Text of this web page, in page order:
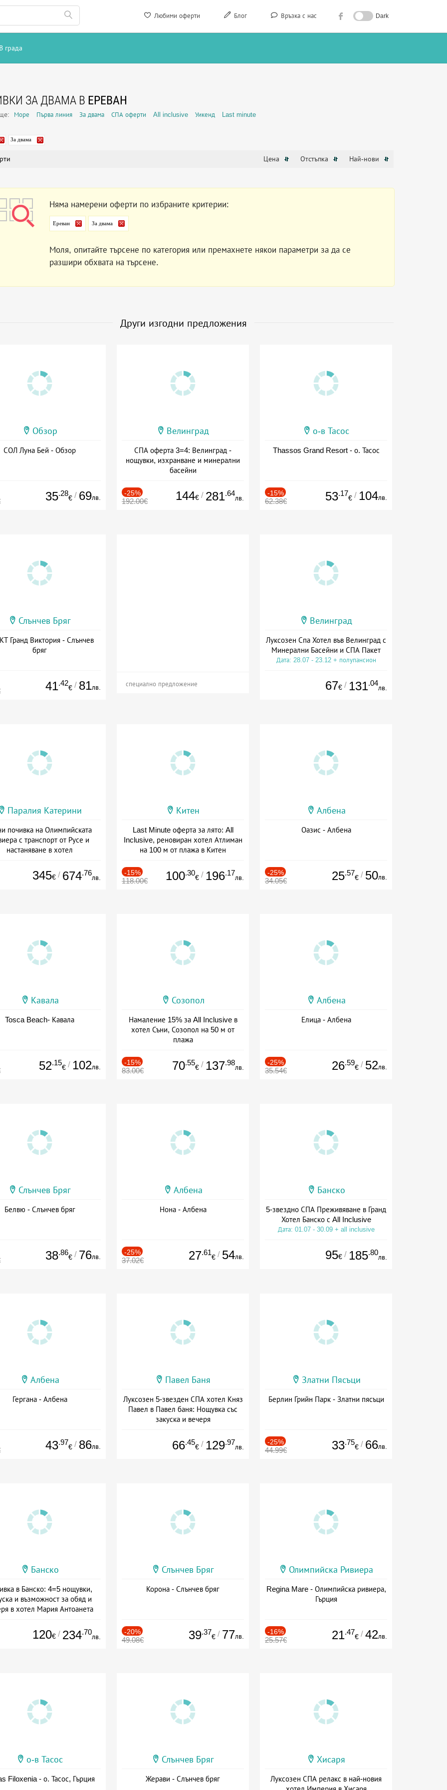
Любими оферти Блог Връзка с нас Dark
В града
ЗА ДВАМА В ЕРЕВАН
Море Първа линия За двама СПА оферти All inclusive Уикенд Last minute
За двама
Цена Отстъпка Най-нови
Няма намерени оферти по избраните критерии:
Ереван За двама
Моля, опитайте търсене по категория или премахнете някои параметри за да се
разшири обхвата на търсене.
Други изгодни предложения
Обзор
СОЛ Луна Бей - Обзор
35.28
€ / 69лв.
Велинград
СПА оферта 3=4: Велинград -
нощувки, изхранване и минерални
басейни
-25%
192.00€ 144€ / 281.64
лв.
о-в Тасос
Thassos Grand Resort - о. Тасос
-15%
62.38€ 53.17
€ / 104лв.
Слънчев Бряг
Гранд Виктория - Слънчев
бряг
41.42
€ / 81лв. специално предложение
Велинград
Луксозен Спа Хотел във Велинград с
Минерални Басейни и СПА Пакет
Дата: 28.07 - 23.12 + полупансион
67€ / 131.04
лв.
Паралия Катерини
почивка на Олимпийската
с транспорт от Русе и
настаняване в хотел
345€ / 674.76
лв.
Китен
Last Minute оферта за лято: All
Inclusive, реновиран хотел Атлиман
на 100 м от плажа в Китен
-15%
118.00€ 100.30
€ / 196.17
лв.
Албена
Оазис - Албена
-25%
34.05€ 25.57
€ / 50лв.
Кавала
Tosca Beach- Кавала
52.15
€ / 102лв.
Созопол
Намаление 15% за All Inclusive в
хотел Съни, Созопол на 50 м от
плажа
-15%
83.00€ 70.55
€ / 137.98
лв.
Албена
Елица - Албена
-25%
35.54€ 26.59
€ / 52лв.
Слънчев Бряг
Белвю - Слънчев бряг
38.86
€ / 76лв.
Албена
Нона - Албена
-25%
37.02€ 27.61
€ / 54лв.
Банско
5-звездно СПА Преживяване в Гранд
Хотел Банско с All Inclusive
Дата: 01.07 - 30.09 + all inclusive
95€ / 185.80
лв.
Албена
Гергана - Албена
43.97
€ / 86лв.
Павел Баня
Луксозен 5-звезден СПА хотел Княз
Павел в Павел баня: Нощувка със
закуска и вечеря
66.45
€ / 129.97
лв.
Златни Пясъци
Берлин Грийн Парк - Златни пясъци
-25%
44.99€ 33.75
€ / 66лв.
Банско
в Банско: 4=5 нощувки,
и възможност за обяд и
в хотел Мария Антоанета
120€ / 234.70
лв.
Слънчев Бряг
Корона - Слънчев бряг
-20%
49.08€ 39.37
€ / 77лв.
Олимпийска Ривиера
Regina Mare - Олимпийска ривиера,
Гърция
-16%
25.57€ 21.47
€ / 42лв.
о-в Тасос
Filoxenia - о. Тасос, Гърция
Слънчев Бряг
Жерави - Слънчев бряг
Хисаря
Луксозен СПА релакс в най-новия